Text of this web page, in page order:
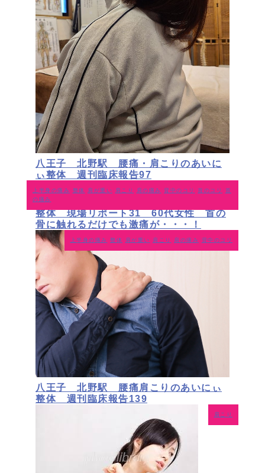
八王子 北野駅 腰痛・肩こりのあいに
ぃ整体 週刊臨床報告97
上半身の痛み 整体 肩が重い 肩こり 肩の痛み 背中のコリ 首のコリ
首
の痛み
八王子 北野駅 肩こり腰痛のあいにぃ
整体 現場リポート31 60代女性 首の
骨に触れるだけでも激痛が・・・！
上半身の痛み 整体 肩が重い 肩こり 肩の痛み 背中のコリ
八王子 北野駅 腰痛肩こりのあいにぃ
整体 週刊臨床報告139
肩こり